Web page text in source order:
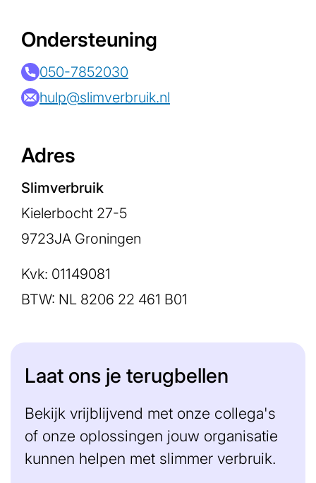
Ondersteuning
050-7852030
hulp@slimverbruik.nl
Adres
Slimverbruik
Kielerbocht 27-5
9723JA Groningen
Kvk: 01149081
BTW: NL 8206 22 461 B01
Laat ons je terugbellen
Bekijk vrijblijvend met onze collega's
of onze oplossingen jouw organisatie
kunnen helpen met slimmer verbruik.